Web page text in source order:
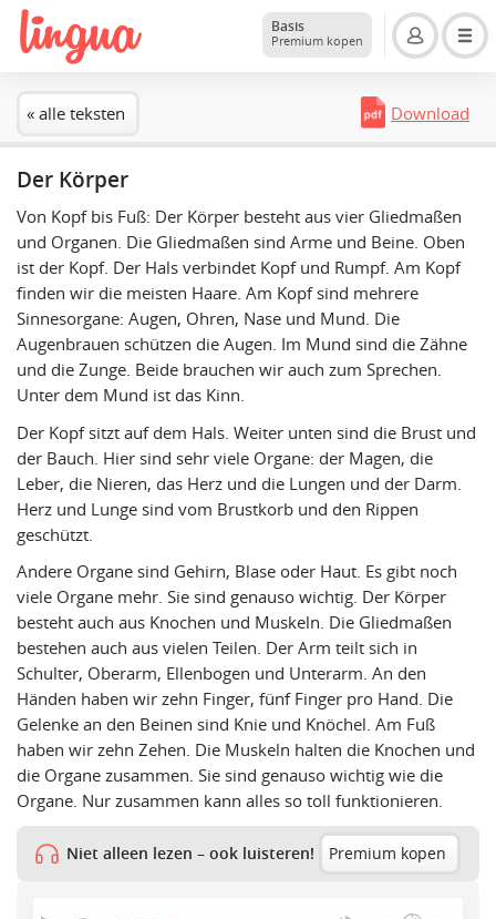
Basis
Premium kopen
« alle teksten Download
Der Körper
Von Kopf bis Fuß: Der Körper besteht aus vier Gliedmaßen
und Organen. Die Gliedmaßen sind Arme und Beine. Oben
ist der Kopf. Der Hals verbindet Kopf und Rumpf. Am Kopf
finden wir die meisten Haare. Am Kopf sind mehrere
Sinnesorgane: Augen, Ohren, Nase und Mund. Die
Augenbrauen schützen die Augen. Im Mund sind die Zähne
und die Zunge. Beide brauchen wir auch zum Sprechen.
Unter dem Mund ist das Kinn.
Der Kopf sitzt auf dem Hals. Weiter unten sind die Brust und
der Bauch. Hier sind sehr viele Organe: der Magen, die
Leber, die Nieren, das Herz und die Lungen und der Darm.
Herz und Lunge sind vom Brustkorb und den Rippen
geschützt.
Andere Organe sind Gehirn, Blase oder Haut. Es gibt noch
viele Organe mehr. Sie sind genauso wichtig. Der Körper
besteht auch aus Knochen und Muskeln. Die Gliedmaßen
bestehen auch aus vielen Teilen. Der Arm teilt sich in
Schulter, Oberarm, Ellenbogen und Unterarm. An den
Händen haben wir zehn Finger, fünf Finger pro Hand. Die
Gelenke an den Beinen sind Knie und Knöchel. Am Fuß
haben wir zehn Zehen. Die Muskeln halten die Knochen und
die Organe zusammen. Sie sind genauso wichtig wie die
Organe. Nur zusammen kann alles so toll funktionieren.
Niet alleen lezen – ook luisteren! Premium kopen